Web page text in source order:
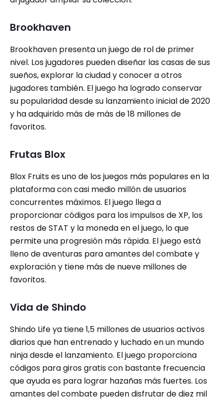
Brookhaven
Brookhaven presenta un juego de rol de primer
nivel. Los jugadores pueden diseñar las casas de sus
sueños, explorar la ciudad y conocer a otros
jugadores también. El juego ha logrado conservar
su popularidad desde su lanzamiento inicial de 2020
y ha adquirido más de más de 18 millones de
favoritos.
Frutas Blox
Blox Fruits es uno de los juegos más populares en la
plataforma con casi medio millón de usuarios
concurrentes máximos. El juego llega a
proporcionar códigos para los impulsos de XP, los
restos de STAT y la moneda en el juego, lo que
permite una progresión más rápida. El juego está
lleno de aventuras para amantes del combate y
exploración y tiene más de nueve millones de
favoritos.
Vida de Shindo
Shindo Life ya tiene 1,5 millones de usuarios activos
diarios que han entrenado y luchado en un mundo
ninja desde el lanzamiento. El juego proporciona
códigos para giros gratis con bastante frecuencia
que ayuda es para lograr hazañas más fuertes. Los
amantes del combate pueden disfrutar de diez mil